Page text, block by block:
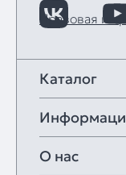
Правовая
Каталог
О нас